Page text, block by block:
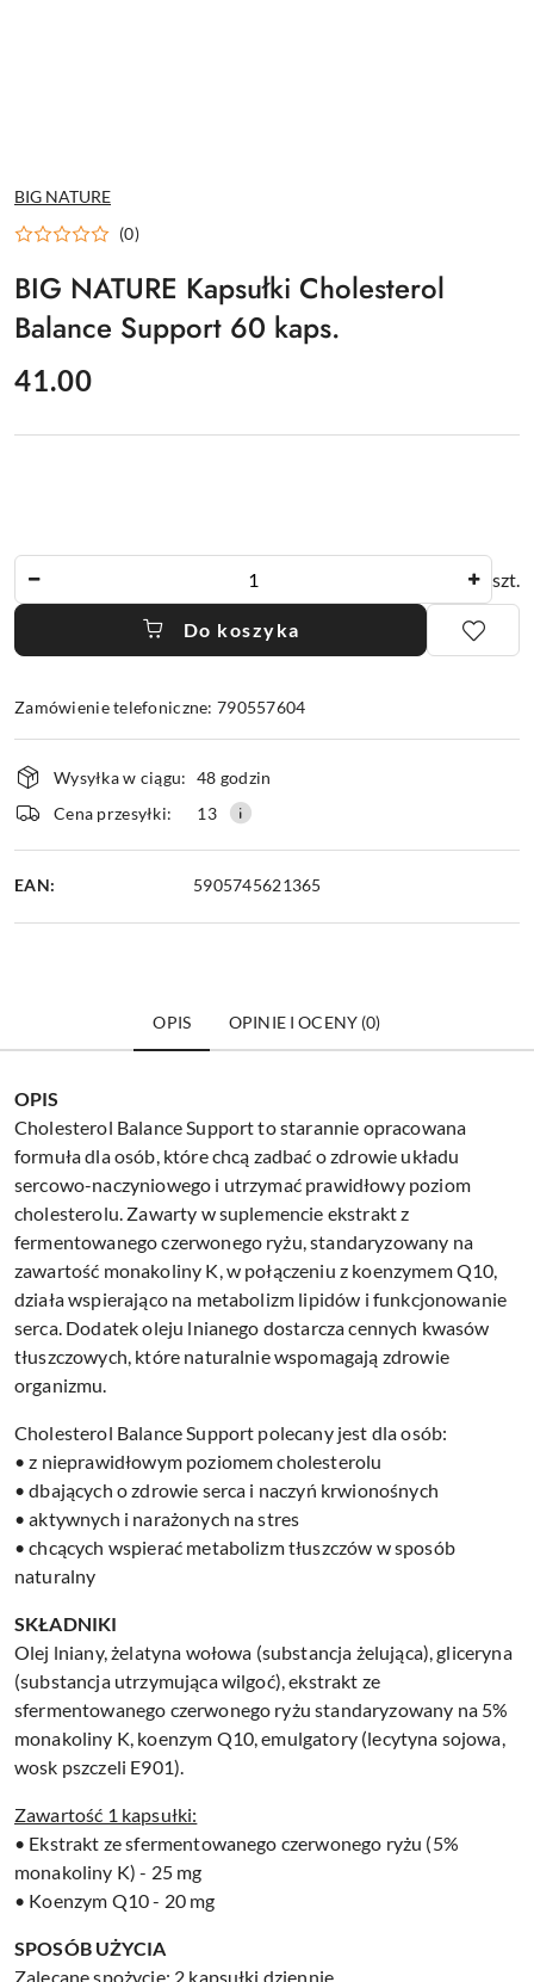
NAZWA
PRODUCENTA:
BIG NATURE
(0)
BIG NATURE Kapsułki Cholesterol
Balance Support 60 kaps.
cena:
41.00
szt.
Do koszyka
Zamówienie telefoniczne: 790557604
Dostępność
i
dostawa
Wysyłka w ciągu: 48 godzin
Cena przesyłki:
13
EAN: 5905745621365
OPIS OPINIE I OCENY (0)
OPIS
Cholesterol Balance Support to starannie opracowana
formuła dla osób, które chcą zadbać o zdrowie układu
sercowo-naczyniowego i utrzymać prawidłowy poziom
cholesterolu. Zawarty w suplemencie ekstrakt z
fermentowanego czerwonego ryżu, standaryzowany na
zawartość monakoliny K, w połączeniu z koenzymem Q10,
działa wspierająco na metabolizm lipidów i funkcjonowanie
serca. Dodatek oleju lnianego dostarcza cennych kwasów
tłuszczowych, które naturalnie wspomagają zdrowie
organizmu.
Cholesterol Balance Support polecany jest dla osób:
• z nieprawidłowym poziomem cholesterolu
• dbających o zdrowie serca i naczyń krwionośnych
• aktywnych i narażonych na stres
• chcących wspierać metabolizm tłuszczów w sposób
naturalny
SKŁADNIKI
Olej lniany, żelatyna wołowa (substancja żelująca), gliceryna
(substancja utrzymująca wilgoć), ekstrakt ze
sfermentowanego czerwonego ryżu standaryzowany na 5%
monakoliny K, koenzym Q10, emulgatory (lecytyna sojowa,
wosk pszczeli E901).
Zawartość 1 kapsułki:
• Ekstrakt ze sfermentowanego czerwonego ryżu (5%
monakoliny K) - 25 mg
• Koenzym Q10 - 20 mg
SPOSÓB UŻYCIA
Zalecane spożycie: 2 kapsułki dziennie